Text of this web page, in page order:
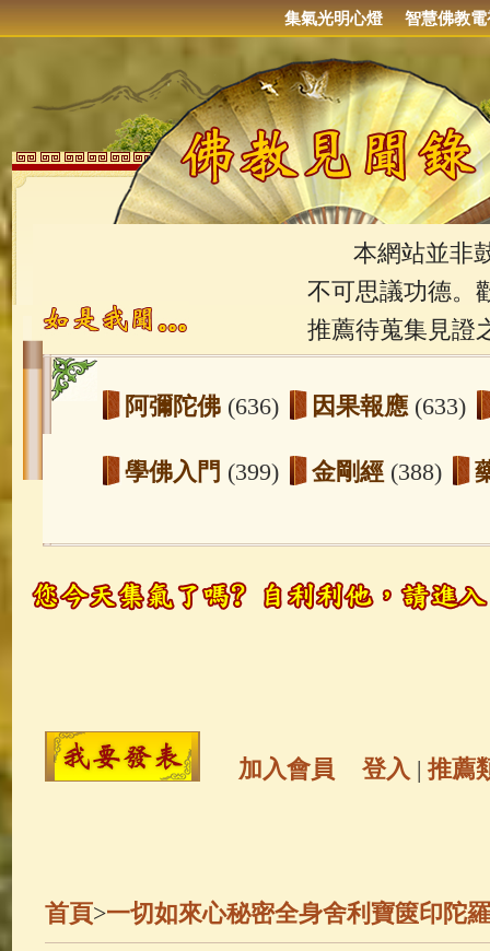
集氣光明心燈 智慧佛教電
本網站並非鼓
不可思議功德。
推薦待蒐集見證
阿彌陀佛 (636) 因果報應 (633)
學佛入門 (399) 金剛經 (388)
玉曆寶鈔(236) 地藏經(225)
觀世音菩薩 (146) 聖救度佛母(
金山活佛
善財童子五十三參 (57) 觀世音
加入會員 登入 | 推薦
首頁>一切如來心秘密全身舍利寶篋印陀